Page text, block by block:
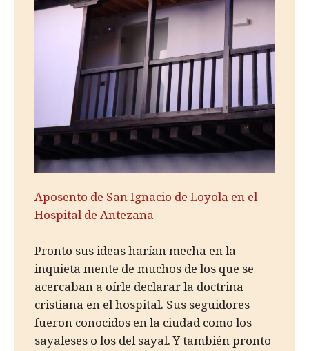
Aposento de San Ignacio de Loyola en el
Hospital de Antezana
Pronto sus ideas harían mecha en la
inquieta mente de muchos de los que se
acercaban a oírle declarar la doctrina
cristiana en el hospital. Sus seguidores
fueron conocidos en la ciudad como los
sayaleses o los del sayal. Y también pronto